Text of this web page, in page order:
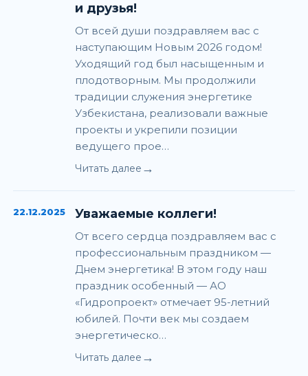
и друзья!
От всей души поздравляем вас с
наступающим Новым 2026 годом!
Уходящий год был насыщенным и
плодотворным. Мы продолжили
традиции служения энергетике
Узбекистана, реализовали важные
проекты и укрепили позиции
ведущего прое…
Читать далее →
22.12.2025 Уважаемые коллеги!
От всего сердца поздравляем вас с
профессиональным праздником —
Днем энергетика! В этом году наш
праздник особенный — АО
«Гидропроект» отмечает 95-летний
юбилей. Почти век мы создаем
энергетическо…
Читать далее →